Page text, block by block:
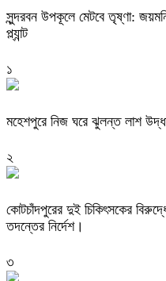
সুন্দরবন উপকূলে মেটবে তৃষ্ণা:
প্ল্যান্ট
১
মহেশপুরে নিজ ঘরে ঝুলন্ত লাশ
২
কোটচাঁদপুরের দুই চিকিৎসকের
তদন্তের নির্দেশ।
৩